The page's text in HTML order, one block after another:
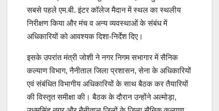
सबसे पहले एम.बी. इंटर कॉलेज मैदान में स्थल का स्थलीय
निरीक्षण किया और मंच व अन्य व्यवस्थाओं के संबंध में
अधिकारियों को आवश्यक दिशा-निर्देश दिए।
इसके उपरांत मंत्री जोशी ने नगर निगम सभागार में सैनिक
कल्याण विभाग, नैनीताल जिला प्रशासन, सेना के अधिकारियों
एवं संबंधित विभागीय अधिकारियों के साथ बैठक कर तैयारियों
की विस्तृत समीक्षा की। बैठक के दौरान उन्होंने अल्मोड़ा,